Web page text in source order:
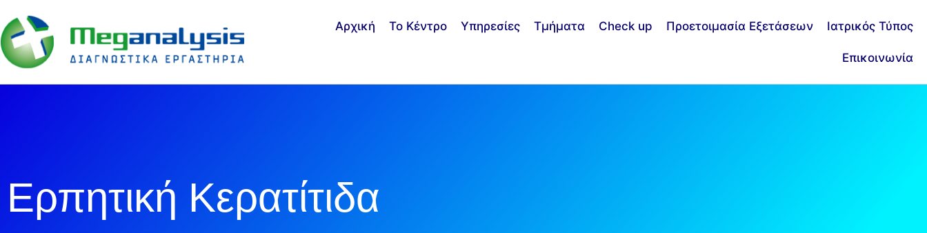
Αρχική Το Κέντρο Υπηρεσίες Τμήματα Check up Προετοιμασία Εξετάσεων Ιατρικός Τύπος
Επικοινωνία
Ερπητική Κερατίτιδα